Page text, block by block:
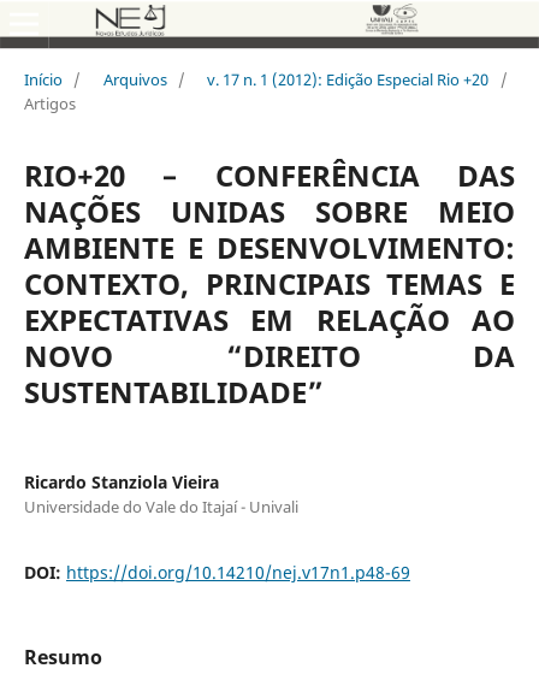
Início / Arquivos / v. 17 n. 1 (2012): Edição Especial Rio +20
/
Artigos
RIO+20 – CONFERÊNCIA DAS
NAÇÕES UNIDAS SOBRE MEIO
AMBIENTE E DESENVOLVIMENTO:
CONTEXTO, PRINCIPAIS TEMAS E
EXPECTATIVAS EM RELAÇÃO AO
NOVO “DIREITO DA
SUSTENTABILIDADE”
Ricardo Stanziola Vieira
Universidade do Vale do Itajaí - Univali
DOI: https://doi.org/10.14210/nej.v17n1.p48-69
Resumo